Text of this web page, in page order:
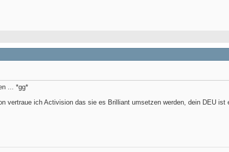
... *gg*
vertraue ich Activision das sie es Brilliant umsetzen werden, dein DEU ist